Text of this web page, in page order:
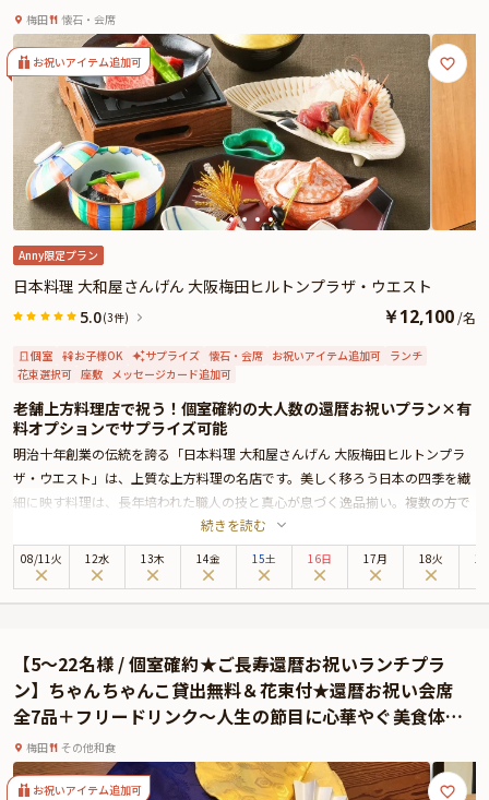
さらに、お祝いを彩るメッセージ付きケーキプレートもご用意しております。
お祝いにふさわしい華やかなひとときと、皆様の笑顔があふれる特別な時間
を、どうぞ「美味in家しげ」でお楽しみください。
☆このプランでは、Annyお祝い体験限定の有料オプションで、「赤いちゃんち
ゃんこ」または「長寿向けアレンジメントフラワー」をお付けいただけます。
赤いちゃんちゃんこは、帽子や扇子付きで記念撮影にもぴったり。アレンジメ
ントフラワーは、還暦以外の古希・喜寿・白寿など各種イメージにあった専用
アレンジメントが選択可能です。
梅田 懐石・会席
お祝いアイテム追加可
Anny限定プラン
日本料理 大和屋さんげん 大阪梅田ヒルトンプラザ・ウエスト
5.0(3件) ￥12,100 /名
個室 お子様OK サプライズ 懐石・会席 お祝いアイテム追加可 ランチ
花束選択可 座敷 メッセージカード追加可
老舗上方料理店で祝う！個室確約の大人数の還暦お祝いプラン×有
料オプションでサプライズ可能
明治十年創業の伝統を誇る「日本料理 大和屋さんげん 大阪梅田ヒルトンプラ
ザ・ウエスト」は、上質な上方料理の名店です。美しく移ろう日本の四季を繊
細に映す料理は、長年培われた職人の技と真心が息づく逸品揃い。複数の方で
主役のひとりをお祝いするような、誕生日会や歓送迎会、入学・卒業・内定・
転職祝い、会社のMVP会にふさわしい、品格ある空間が広がります。
ご紹介する「祥福コース」では、祝肴・吸物・造り・焼物など、季節の恵みを
お席は完全個室を確約。最大12名様までご案内。大切なお仲間やご家族とゆっ
たりお過ごしいただけます。駅近でアクセスも良く、雨の日でも安心して訪れ
ることができるのも魅力のひとつです。
老舗ならではのきめ細やかなもてなしと、四季折々の美を映す料理が紡ぐ特別
なひととき。大切な方々との絆を深め、心に残るお祝いの時間をお楽しみくだ
さい。
続きを読む
08/11火 12水 13木 14金 15土 16日 17月 18火
【5〜22名様 / 個室確約★ご長寿還暦お祝いランチプラ
ン】ちゃんちゃんこ貸出無料＆花束付★還暦お祝い会席
全7品＋フリードリンク〜人生の節目に心華やぐ美食体験
を★JR大阪駅徒歩3分・ホテルモントレ大阪
梅田 その他和食
お祝いアイテム追加可